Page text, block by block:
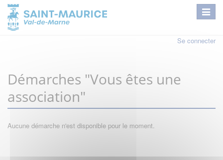
Se connecter
Démarches "Vous êtes une
association"
Aucune démarche n'est disponible pour le moment.